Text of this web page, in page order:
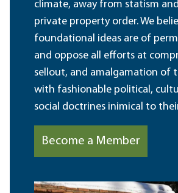
climate, away from statism
private property order. We
foundational ideas are of
and oppose all efforts at
sellout, and amalgamation of
with fashionable political,
social doctrines inimical to
Become a Member